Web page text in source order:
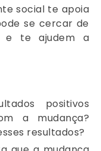
social te apoia
se cercar de
e te ajudem a
positivos
a mudança?
resultados?